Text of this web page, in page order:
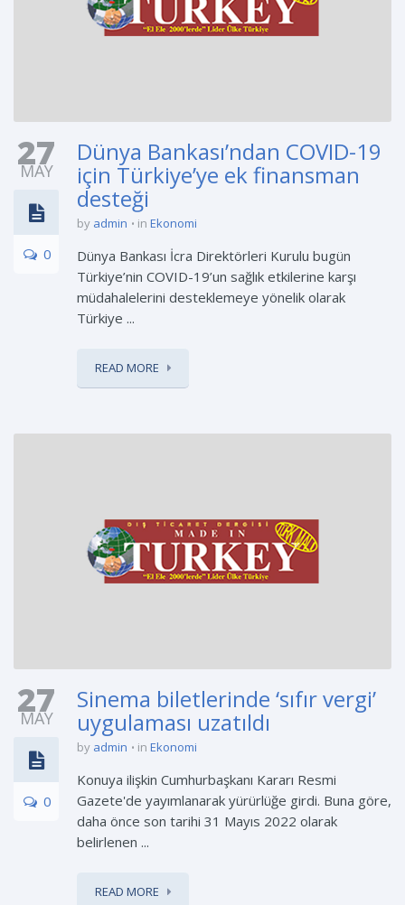
27
MAY
0
Dünya Bankası’ndan COVID-19
için Türkiye’ye ek finansman
desteği
by admin in Ekonomi
Dünya Bankası İcra Direktörleri Kurulu bugün
Türkiye’nin COVID-19’un sağlık etkilerine karşı
müdahalelerini desteklemeye yönelik olarak
Türkiye ...
READ MORE
27
MAY
0
Sinema biletlerinde ‘sıfır vergi’
uygulaması uzatıldı
by admin in Ekonomi
Konuya ilişkin Cumhurbaşkanı Kararı Resmi
Gazete'de yayımlanarak yürürlüğe girdi. Buna göre,
daha önce son tarihi 31 Mayıs 2022 olarak
belirlenen ...
READ MORE